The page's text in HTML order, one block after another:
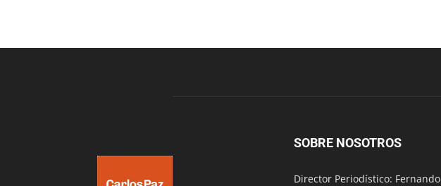
SOBRE NOSOTROS
Director Periodístico: